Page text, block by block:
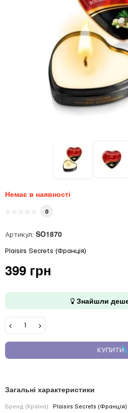
Немає в наявності
0
Артикул: SO1870
Plaisirs Secrets (Франція)
399 грн
Знайшли
КУПИТИ
Загальні характеристики
Бренд (Країна) Plaisirs Secrets (Франція)